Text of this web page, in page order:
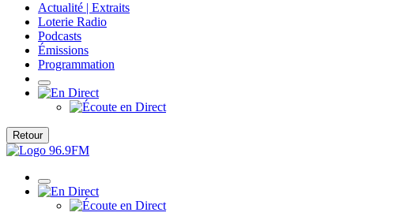
Actualité | Extraits
Loterie Radio
Podcasts
Émissions
Programmation
Retour